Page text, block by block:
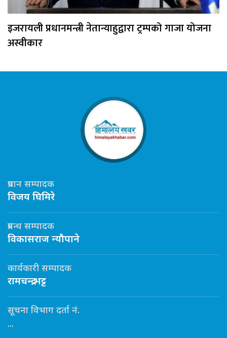
इजरायली प्रधानमन्त्री नेतान्याहुद्वारा ट्रम्पको गाजा योजना
अस्वीकार
प्रधान सम्पादक
विजय घिमिरे
प्रबन्ध सम्पादक
विकासराज न्यौपाने
कार्यकारी सम्पादक
रामचन्द्र भट्ट
सूचना विभाग दर्ता नं.
...